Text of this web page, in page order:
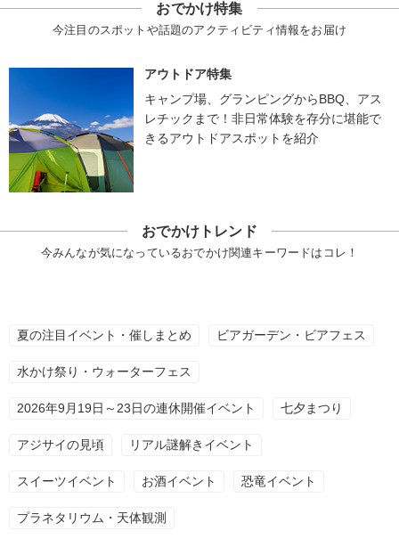
おでかけ特集
今注目のスポットや話題のアクティビティ情報をお届け
アウトドア特集
キャンプ場、グランピングからBBQ、アス
レチックまで！非日常体験を存分に堪能で
きるアウトドアスポットを紹介
おでかけトレンド
今みんなが気になっているおでかけ関連キーワードはコレ！
夏の注目イベント・催しまとめ ビアガーデン・ビアフェス
水かけ祭り・ウォーターフェス
2026年9月19日～23日の連休開催イベント 七夕まつり
アジサイの見頃 リアル謎解きイベント
スイーツイベント お酒イベント 恐竜イベント
プラネタリウム・天体観測